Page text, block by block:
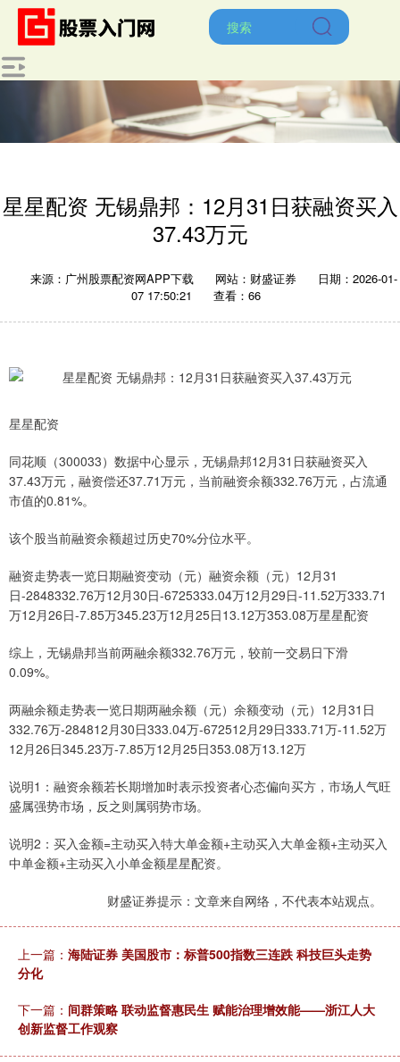
星星配资 无锡鼎邦：12月31日获融资买入
37.43万元
来源：广州股票配资网APP下载 网站：财盛证券
日期：2026-01-
07 17:50:21
查看：66
星星配资
同花顺（300033）数据中心显示，无锡鼎邦12月31日获融资买入
37.43万元，融资偿还37.71万元，当前融资余额332.76万元，占流通
市值的0.81%。
该个股当前融资余额超过历史70%分位水平。
融资走势表一览日期融资变动（元）融资余额（元）12月31
日-2848332.76万12月30日-6725333.04万12月29日-11.52万333.71
万12月26日-7.85万345.23万12月25日13.12万353.08万星星配资
综上，无锡鼎邦当前两融余额332.76万元，较前一交易日下滑
0.09%。
两融余额走势表一览日期两融余额（元）余额变动（元）12月31日
332.76万-284812月30日333.04万-672512月29日333.71万-11.52万
12月26日345.23万-7.85万12月25日353.08万13.12万
说明1：融资余额若长期增加时表示投资者心态偏向买方，市场人气旺
盛属强势市场，反之则属弱势市场。
说明2：买入金额=主动买入特大单金额+主动买入大单金额+主动买入
中单金额+主动买入小单金额星星配资。
财盛证券提示：文章来自网络，不代表本站观点。
上一篇： 海陆证券 美国股市：标普500指数三连跌 科技巨头走势
分化
下一篇： 间群策略 联动监督惠民生 赋能治理增效能——浙江人大
创新监督工作观察